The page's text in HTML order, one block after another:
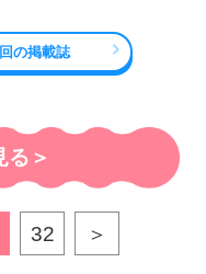
の掲載誌
る＞
32 ＞